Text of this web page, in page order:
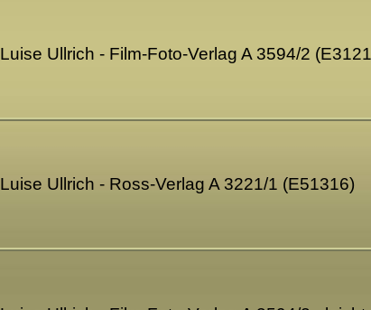
Luise Ullrich - Film-Foto-Verlag A 3594/2
Luise Ullrich - Ross-Verlag A 3221/1 (E51316)